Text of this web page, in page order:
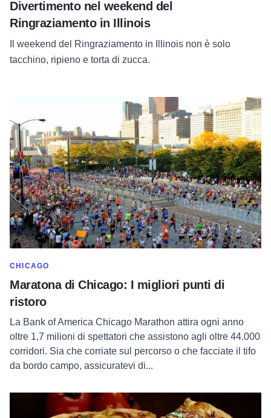
Divertimento nel weekend del
Ringraziamento in Illinois
Il weekend del Ringraziamento in Illinois non è solo
tacchino, ripieno e torta di zucca.
MOSTRA DI PIÙ NELLA CATEGORIA DI
CHICAGO
Maratona di Chicago: I migliori punti di
ristoro
La Bank of America Chicago Marathon attira ogni anno
oltre 1,7 milioni di spettatori che assistono agli oltre 44.000
corridori. Sia che corriate sul percorso o che facciate il tifo
da bordo campo, assicuratevi di...
Leggi tutto su Maratona di Chicago: I migliori punti di ristoro
Leggi tutto su Deep Dish Pizza: Una lettera d'amore